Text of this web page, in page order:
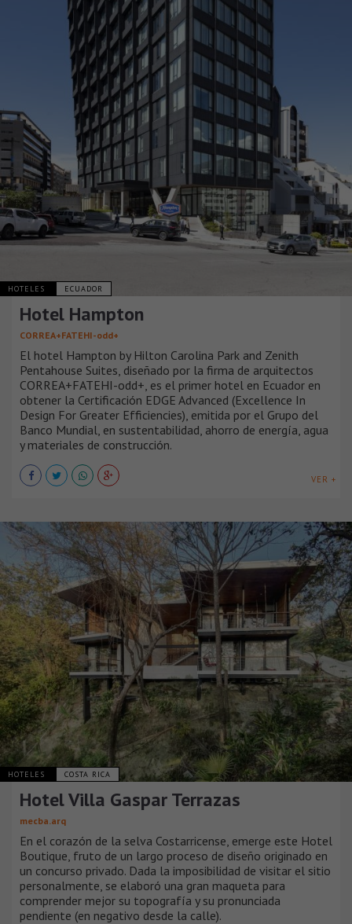
HOTELES ECUADOR
Hotel Hampton
CORREA+FATEHI-odd+
El hotel Hampton by Hilton Carolina Park and Zenith
Pentahouse Suites, diseñado por la firma de arquitectos
CORREA+FATEHI-odd+, es el primer hotel en Ecuador en
obtener la Certificación EDGE Advanced (Excellence In
Design For Greater Efficiencies), emitida por el Grupo del
Banco Mundial, en sustentabilidad, ahorro de energía, agua
y materiales de construcción.
VER +
HOTELES COSTA RICA
Hotel Villa Gaspar Terrazas
mecba.arq
En el corazón de la selva Costarricense, emerge este Hotel
Boutique, fruto de un largo proceso de diseño originado en
un concurso privado. Dada la imposibilidad de visitar el sitio
personalmente, se elaboró una gran maqueta para
comprender mejor su topografía y su pronunciada
pendiente (en negativo desde la calle).